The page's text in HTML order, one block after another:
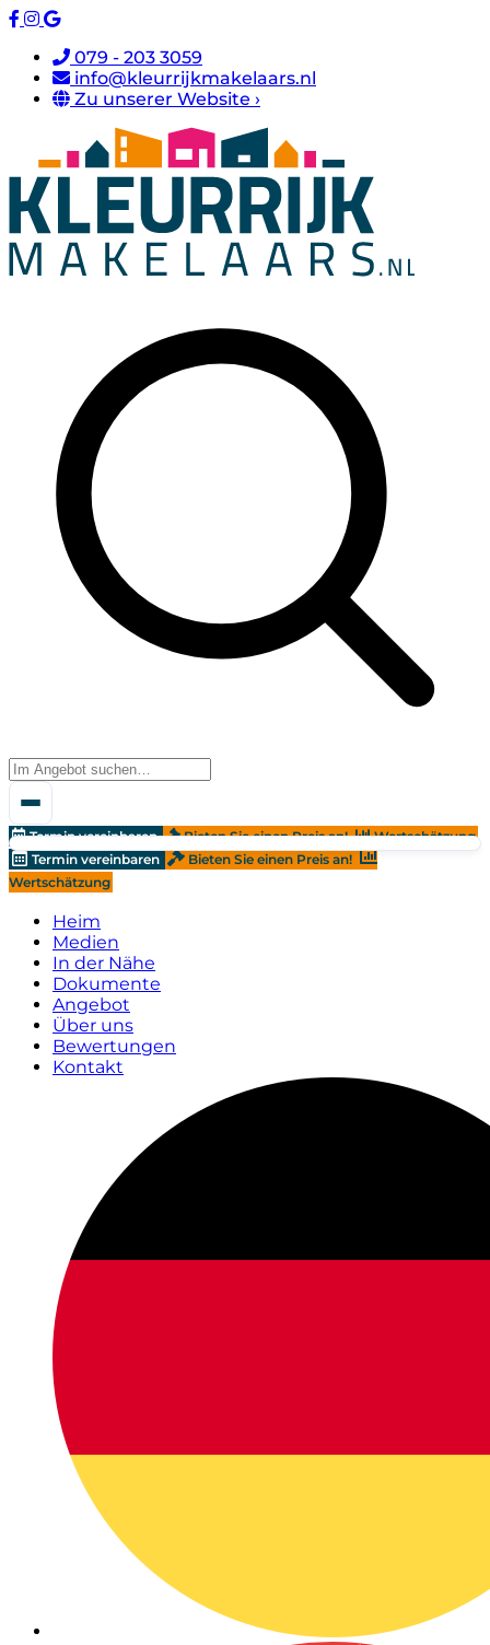
079 - 203 3059
info@kleurrijkmakelaars.nl
Zu unserer Website ›
Termin vereinbaren Bieten Sie einen Preis an!
Wertschätzung
Termin vereinbaren
Bieten Sie einen Preis an!
Wertschätzung
Heim
Medien
In der Nähe
Dokumente
Angebot
Über uns
Bewertungen
Kontakt